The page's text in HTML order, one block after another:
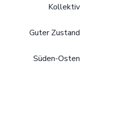
Kollektiv
Guter Zustand
Süden-Osten